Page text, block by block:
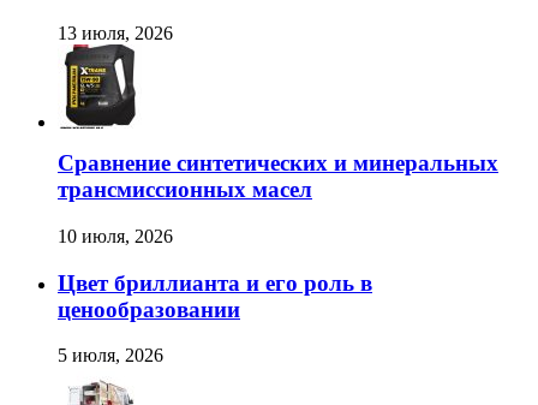
13 июля, 2026
Сравнение синтетических и минеральных
трансмиссионных масел
10 июля, 2026
Цвет бриллианта и его роль в
ценообразовании
5 июля, 2026